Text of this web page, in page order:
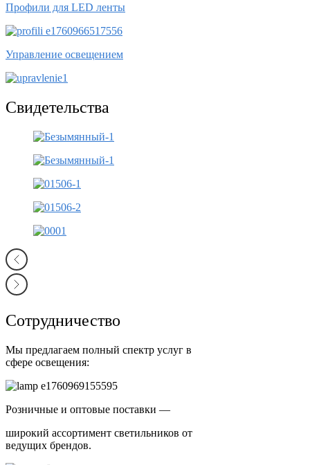
Профили для LED ленты
Управление освещением
Свидетельства
Сотрудничество
Мы предлагаем полный спектр услуг в
сфере освещения:
Розничные и оптовые поставки —
широкий ассортимент светильников от
ведущих брендов.